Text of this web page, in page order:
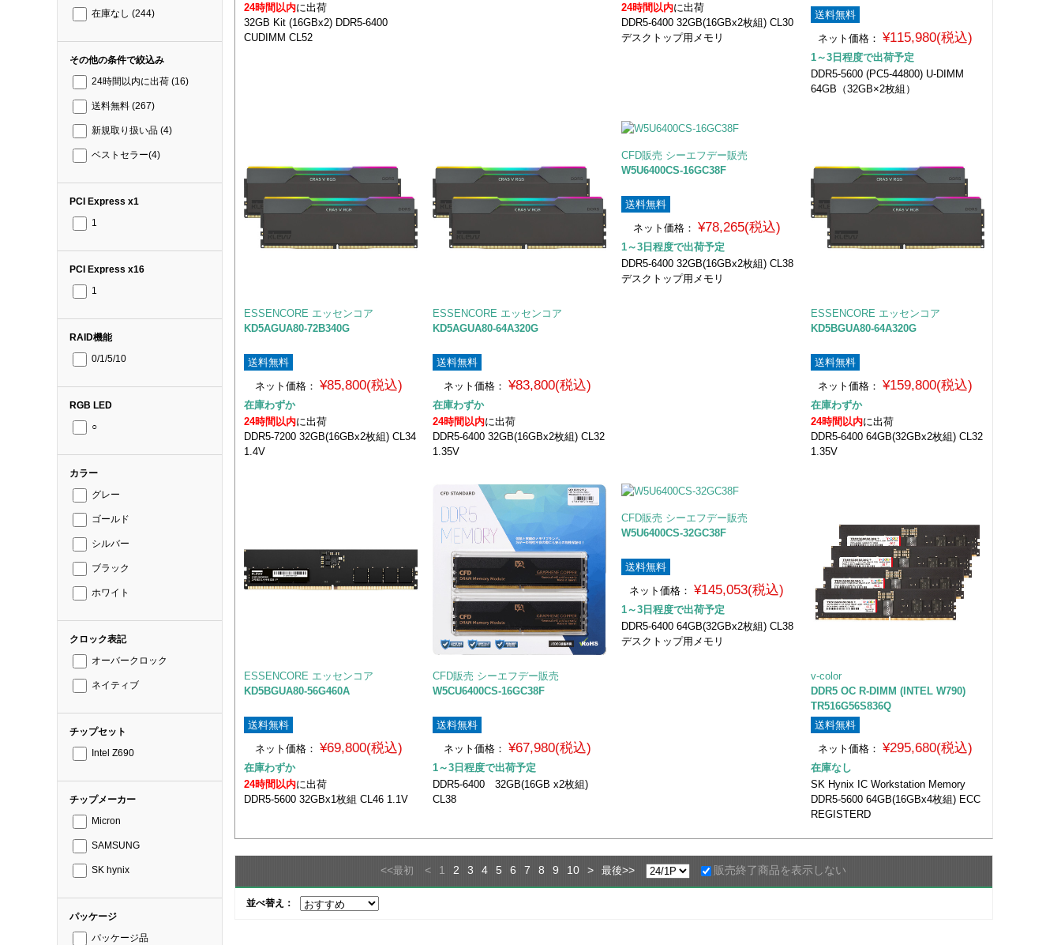
在庫なし (244)
その他の条件で絞込み
24時間以内に出荷 (16)
送料無料 (267)
新規取り扱い品 (4)
ベストセラー(4)
PCI Express x1
1
PCI Express x16
1
RAID機能
0/1/5/10
RGB LED
○
カラー
グレー
ゴールド
シルバー
ブラック
ホワイト
クロック表記
オーバークロック
ネイティブ
チップセット
Intel Z690
チップメーカー
Micron
SAMSUNG
SK hynix
パッケージ
パッケージ品
24時間以内に出荷
32GB Kit (16GBx2) DDR5-6400
CUDIMM CL52
24時間以内に出荷
DDR5-6400 32GB(16GBx2枚組) CL30
デスクトップ用メモリ
送料無料
ネット価格：
¥115,980(税込)
1～3日程度で出荷予定
DDR5-5600 (PC5-44800) U-DIMM
64GB（32GB×2枚組）
ESSENCORE エッセンコア
KD5AGUA80-72B340G
送料無料
ネット価格：
¥85,800(税込)
在庫わずか
24時間以内に出荷
DDR5-7200 32GB(16GBx2枚組) CL34
1.4V
ESSENCORE エッセンコア
KD5AGUA80-64A320G
送料無料
ネット価格：
¥83,800(税込)
在庫わずか
24時間以内に出荷
DDR5-6400 32GB(16GBx2枚組) CL32
1.35V
CFD販売 シーエフデー販売
W5U6400CS-16GC38F
送料無料
ネット価格： ¥78,265(税込)
1～3日程度で出荷予定
DDR5-6400 32GB(16GBx2枚組) CL38
デスクトップ用メモリ
ESSENCORE エッセンコア
KD5BGUA80-64A320G
送料無料
ネット価格：
¥159,800(税込)
在庫わずか
24時間以内に出荷
DDR5-6400 64GB(32GBx2枚組) CL32
1.35V
ESSENCORE エッセンコア
KD5BGUA80-56G460A
送料無料
ネット価格：
¥69,800(税込)
在庫わずか
24時間以内に出荷
DDR5-5600 32GBx1枚組 CL46 1.1V
CFD販売 シーエフデー販売
W5CU6400CS-16GC38F
送料無料
ネット価格：
¥67,980(税込)
1～3日程度で出荷予定
DDR5-6400 32GB(16GB x2枚組)
CL38
CFD販売 シーエフデー販売
W5U6400CS-32GC38F
送料無料
ネット価格：
¥145,053(税込)
1～3日程度で出荷予定
DDR5-6400 64GB(32GBx2枚組) CL38
デスクトップ用メモリ
v-color
DDR5 OC R-DIMM (INTEL W790)
TR516G56S836Q
送料無料
ネット価格：
¥295,680(税込)
在庫なし
SK Hynix IC Workstation Memory
DDR5-5600 64GB(16GBx4枚組) ECC
REGISTERD
<<最初 < 1 2 3 4 5 6 7 8 9 10 > 最後>> 販売終了商品を表示しない
並べ替え：